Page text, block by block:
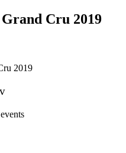
Cru 2019
2019